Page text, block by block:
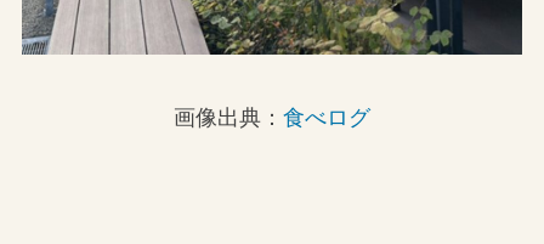
画像出典： 食べログ